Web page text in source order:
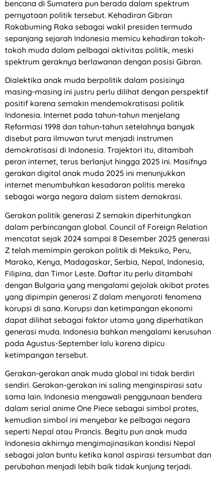
bencana di Sumatera pun berada dalam spektrum
pernyataan politik tersebut. Kehadiran Gibran
Rakabuming Raka sebagai wakil presiden termuda
sepanjang sejarah Indonesia memicu kehadiran tokoh-
tokoh muda dalam pelbagai aktivitas politik, meski
spektrum geraknya berlawanan dengan posisi Gibran.
Dialektika anak muda berpolitik dalam posisinya
masing-masing ini justru perlu dilihat dengan perspektif
positif karena semakin mendemokratisasi politik
Indonesia. Internet pada tahun-tahun menjelang
Reformasi 1998 dan tahun-tahun setelahnya banyak
disebut para ilmuwan turut menjadi instrumen
demokratisasi di Indonesia. Trajektori itu, ditambah
peran internet, terus berlanjut hingga 2025 ini. Masifnya
gerakan digital anak muda 2025 ini menunjukkan
internet menumbuhkan kesadaran politis mereka
sebagai warga negara dalam sistem demokrasi.
Gerakan politik generasi Z semakin diperhitungkan
dalam perbincangan global. Council of Foreign Relation
mencatat sejak 2024 sampai 8 Desember 2025 generasi
Z telah memimpin gerakan politik di Meksiko, Peru,
Maroko, Kenya, Madagaskar, Serbia, Nepal, Indonesia,
Filipina, dan Timor Leste. Daftar itu perlu ditambahi
dengan Bulgaria yang mengalami gejolak akibat protes
yang dipimpin generasi Z dalam menyoroti fenomena
korupsi di sana. Korupsi dan ketimpangan ekonomi
dapat dilihat sebagai faktor utama yang diperhatikan
generasi muda. Indonesia bahkan mengalami kerusuhan
pada Agustus-September lalu karena dipicu
ketimpangan tersebut.
Gerakan-gerakan anak muda global ini tidak berdiri
sendiri. Gerakan-gerakan ini saling menginspirasi satu
sama lain. Indonesia mengawali penggunaan bendera
dalam serial anime One Piece sebagai simbol protes,
kemudian simbol ini menyebar ke pelbagai negara
seperti Nepal atau Prancis. Begitu pun anak muda
Indonesia akhirnya mengimajinasikan kondisi Nepal
sebagai jalan buntu ketika kanal aspirasi tersumbat dan
perubahan menjadi lebih baik tidak kunjung terjadi.